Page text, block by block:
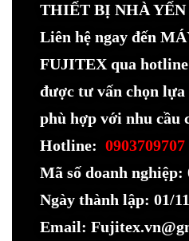
THIẾT BỊ NHÀ YẾN
Liên hệ ngay đến
FUJITEX qua hotline
được tư vấn chọn lựa
phù hợp với nhu cầu
Hotline: 0903709707
Mã số doanh nghiệp:
Ngày thành lập: 01/
Email: